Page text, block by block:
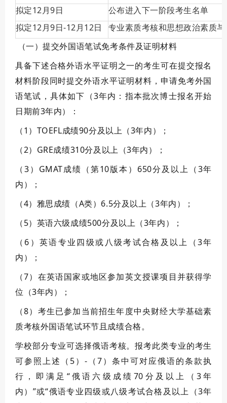
拟定12月9日
公布进入下一阶段考生名单
拟定12月9日-12月12日 专业素质考核和思想政治素质
（一）提交外国语笔试免考条件及证明材料
具备下述合格外语水平证明之一的考生可在提交报名
材料阶段同时提交外语水平证明材料，申请免考外国
语笔试， 具体如下（3年内：指本批次博士报名开始
日期前3年内）：
（1）TOEFL成绩90分及以上（3年内）；
（2）GRE成绩310分及以上（3年内）；
（3）GMAT成绩（第10版本）650分及以上（3年
内）；
（4）雅思成绩（A类）6.5分及以上（3年内）；
（5）英语六级成绩500分及以上（3年内）；
（6）英语专业四级或八级考试合格及以上（3年
内）；
（7）在英语国家或地区参加英文授课项目并获得学
位（3年内）；
（8）考生已参加当前招生年度中央财经大学基础素
质考核外国语笔试环节且成绩合格。
学校部分专业可选择俄语考核。报考此类专业的考生
可参照上述（5）-（7）条中可对应俄语的条款执
行，即满足“俄语六级成绩70分及以上（3年
内）”或“俄语专业四级或八级考试合格及以上（3年